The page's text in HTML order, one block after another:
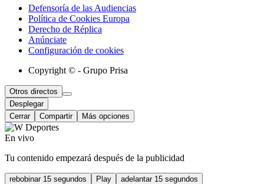
Defensoría de las Audiencias
Política de Cookies Europa
Derecho de Réplica
Anúnciate
Configuración de cookies
Copyright © - Grupo Prisa
Otros directos
Desplegar
Cerrar
Compartir Más opciones
En vivo
Tu contenido empezará después de la publicidad
rebobinar 15 segundos Play
adelantar 15 segundos